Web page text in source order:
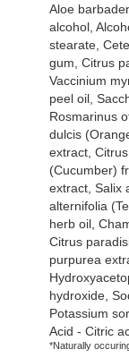
Aloe
alcohol,
stearate,
gum, Citrus
Vaccinium
peel oil,
Rosmarinus
dulcis
extract,
(Cucumber)
extract, Salix
alternifolia
herb oil,
Citrus
purpurea
hydroxide,
Potassium
Acid - Citric
*Naturally